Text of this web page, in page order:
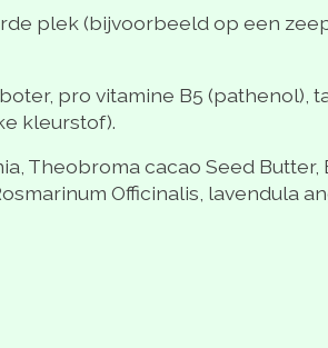
plek (bijvoorbeeld op een
pro vitamine B5 (pathenol),
kleurstof).
Theobroma cacao Seed
Officinalis, lavendula